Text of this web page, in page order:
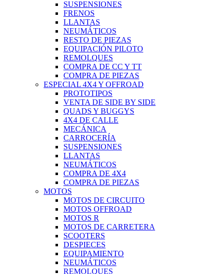
SUSPENSIONES
FRENOS
LLANTAS
NEUMÁTICOS
RESTO DE PIEZAS
EQUIPACIÓN PILOTO
REMOLQUES
COMPRA DE CC Y TT
COMPRA DE PIEZAS
ESPECIAL 4X4 Y OFFROAD
PROTOTIPOS
VENTA DE SIDE BY SIDE
QUADS Y BUGGYS
4X4 DE CALLE
MECÁNICA
CARROCERÍA
SUSPENSIONES
LLANTAS
NEUMÁTICOS
COMPRA DE 4X4
COMPRA DE PIEZAS
MOTOS
MOTOS DE CIRCUITO
MOTOS OFFROAD
MOTOS R
MOTOS DE CARRETERA
SCOOTERS
DESPIECES
EQUIPAMIENTO
NEUMÁTICOS
REMOLQUES